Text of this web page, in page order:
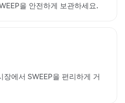
을 안전하게 보관하세요.
에서 SWEEP을 편리하게 거